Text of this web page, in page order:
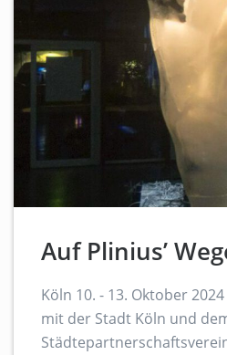
Auf Plinius’
Köln 10. - 13. Oktober
mit der Stadt Köln und